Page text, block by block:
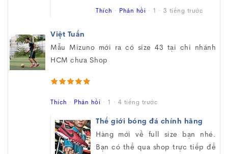
Thích · Phản hồi · 1 · 3 tiếng trước
Việt Tuấn
Mẫu Mizuno mới ra có size 43 tại chi nhánh
HCM chưa Shop
Thích · Phản hồi · 1 · 4 tiếng trước
Thế giới bóng đá chính hãng
Hàng mới về full size bạn nhé.
Bạn có thể qua shop trực tiếp để